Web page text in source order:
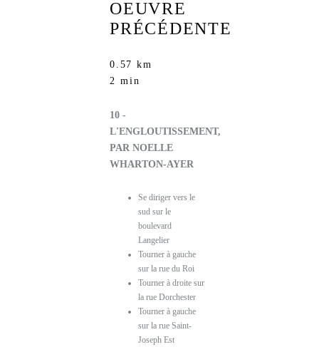
OEUVRE
PRÉCÉDENTE
0.57 km
2 min
10 -
L'ENGLOUTISSEMENT,
PAR NOELLE
WHARTON-AYER
Se diriger vers le
sud sur le
boulevard
Langelier
Tourner à gauche
sur la rue du Roi
Tourner à droite sur
la rue Dorchester
Tourner à gauche
sur la rue Saint-
Joseph Est